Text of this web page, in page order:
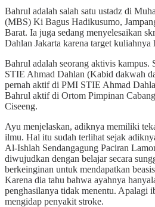
Bahrul adalah salah satu ustadz di
(MBS) Ki Bagus Hadikusumo,
Barat. Ia juga sedang menyelesaikan
Dahlan Jakarta karena target kuliahnya
Bahrul adalah seorang aktivis
STIE Ahmad Dahlan (Kabid dakwah
pernah aktif di PMI STIE Ahmad
Bahrul aktif di Ortom Pimpinan
Ciseeng.
Ayu menjelaskan, adiknya memiliki
ilmu. Hal itu sudah terlihat sejak
Al-Ishlah Sendangagung Paciran
diwujudkan dengan belajar secara
berkeinginan untuk mendapatkan
Karena dia tahu bahwa ayahnya
penghasilanya tidak menentu. Apalagi
mengidap penyakit stroke.